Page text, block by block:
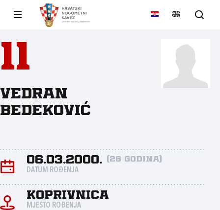
11
Vedran
Bedeković
06.03.2000. (26 godina)
DATUM ROĐENJA
Koprivnica
MJESTO ROĐENJA